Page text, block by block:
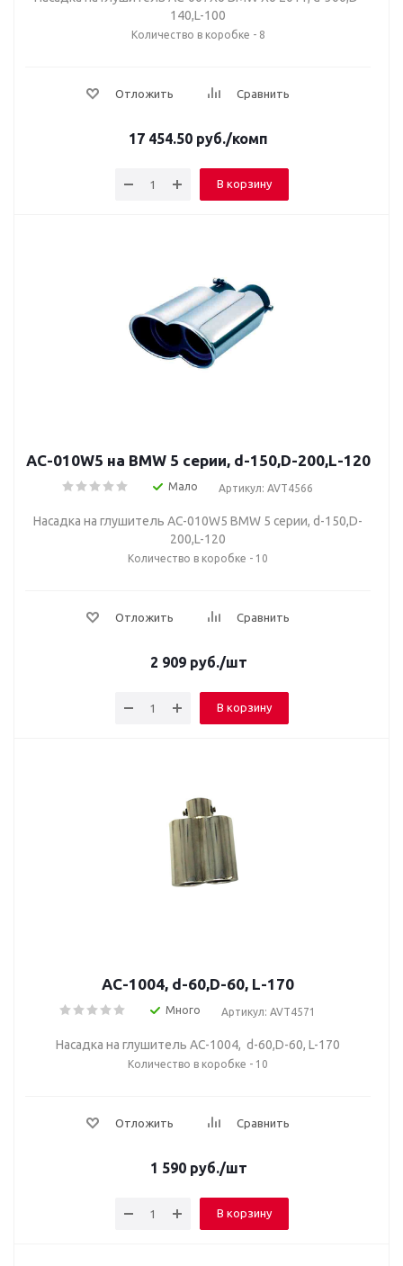
140,L-100
Количество в коробке - 8
Отложить Сравнить
17 454.50 руб./комп
В корзину
AC-010W5 на BMW 5 серии, d-150,D-200,L-120
Мало Артикул: AVT4566
Насадка на глушитель AC-010W5 BMW 5 серии, d-150,D-
200,L-120
Количество в коробке - 10
Отложить Сравнить
2 909руб./шт
В корзину
AC-1004, d-60,D-60, L-170
Много Артикул: AVT4571
Насадка на глушитель AC-1004, d-60,D-60, L-170
Количество в коробке - 10
Отложить Сравнить
1 590руб./шт
В корзину